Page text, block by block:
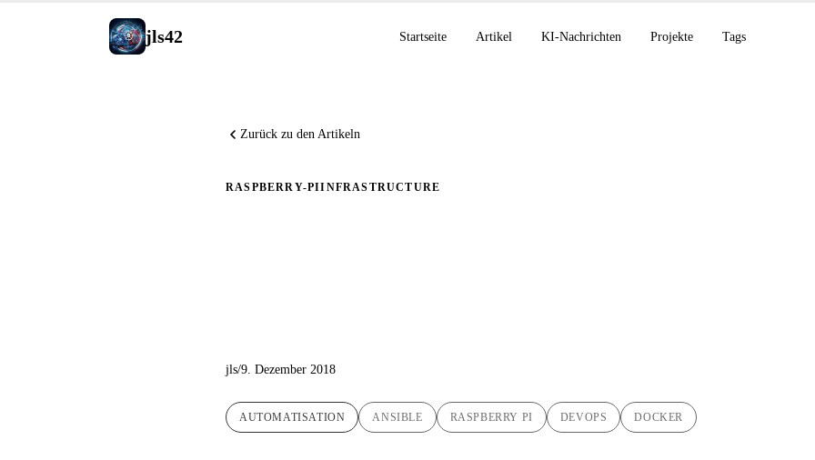
jls42 Startseite Artikel KI-Nachrichten Projekte Tags
Zurück zu den Artikeln
RASPBERRY-PIINFRASTRUCTURE
jls/9. Dezember 2018
AUTOMATISATION ANSIBLE RASPBERRY PI DEVOPS DOCKER